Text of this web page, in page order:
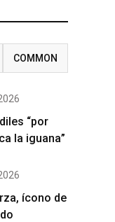
COMMON
“por
la iguana”
ícono de